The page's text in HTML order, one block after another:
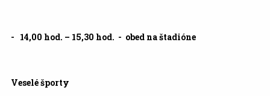
- 14,00 hod. – 15,30 hod. - obed na štadióne
Veselé športy